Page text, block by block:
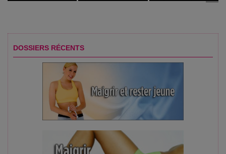
DOSSIERS RÉCENTS